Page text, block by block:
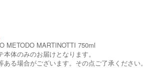
METODO MARTINOTTI 750ml
体のみのお届けとなります。
る場合がございます。その点ご了承ください。